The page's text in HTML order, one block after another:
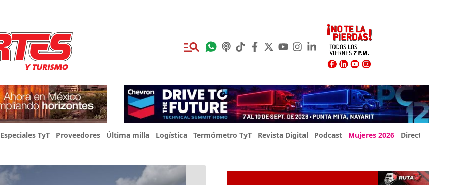
Especiales TyT Proveedores Última milla Logística Termómetro TyT Revista Digital Podcast Mujeres 2026 Directorio Expo